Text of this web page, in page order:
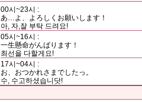
00시~23시 :
あ…よ、よろしくお願いします！
아, 자,잘 부탁 드려요!
05시~16시 :
一生懸命がんばります！
최선을 다할게요!
17시~04시 :
お、おつかれさまでしたっ。
수, 수고하셨습니닷!